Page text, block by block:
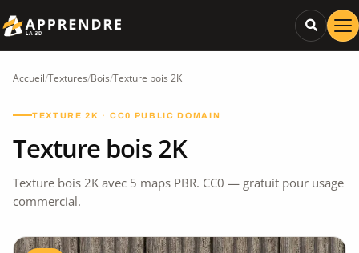
Accueil/Textures/Bois/Texture bois 2K
TEXTURE 2K · CC0 PUBLIC DOMAIN
Texture bois 2K
Texture bois 2K avec 5 maps PBR. CC0 — gratuit pour usage
commercial.